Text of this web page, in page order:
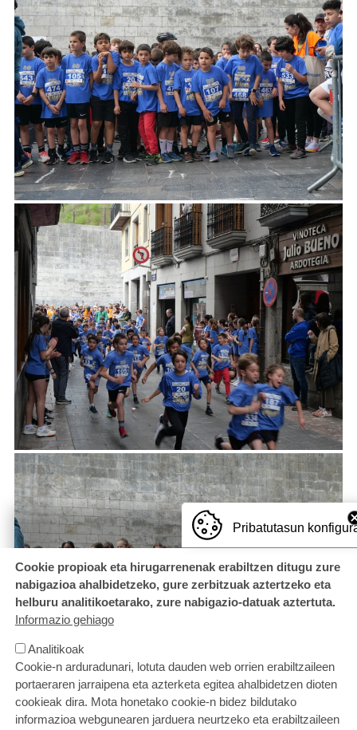
Pribatutasun
Cookie propioak eta hirugarrenenak erabiltzen ditugu zure
nabigazioa ahalbidetzeko, gure zerbitzuak aztertzeko eta
helburu analitikoetarako, zure nabigazio-datuak aztertuta.
Informazio gehiago
Analitikoak
Cookie-n arduradunari, lotuta dauden web orrien erabiltzaileen
portaeraren jarraipena eta azterketa egitea ahalbidetzen dioten
cookieak dira. Mota honetako cookie-n bidez bildutako
informazioa webgunearen jarduera neurtzeko eta erabiltzaileen